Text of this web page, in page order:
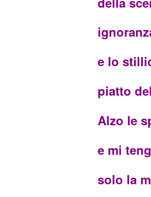
e lo
piatto
Alzo le
e mi
solo la